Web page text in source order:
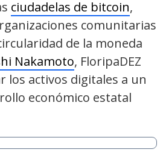
ciudadelas de bitcoin,
comunitarias
de la moneda
Nakamoto, FloripaDEZ
los activos digitales a un
económico estatal